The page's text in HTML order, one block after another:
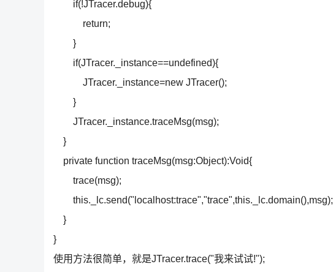
if(!JTracer.debug){
return;
}
if(JTracer._instance==undefined){
JTracer._instance=new JTracer();
}
JTracer._instance.traceMsg(msg);
}
private function traceMsg(msg:Object):Void{
trace(msg);
this._lc.send("localhost:trace","trace",this._lc.domain(),msg);
}
}
使用方法很简单，就是JTracer.trace("我来试试!");